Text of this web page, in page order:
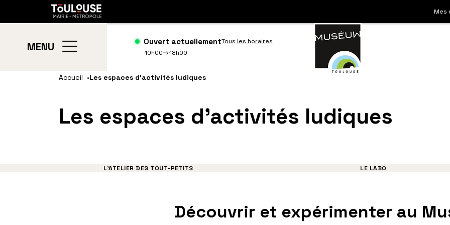
Gestion de vos préférences sur les cookies
Aller
Aller
navigation
Aller
recherche
Toulouse
Mes
MENU Ouvert actuellementTous les horaires
10h00
18h00
Accueil Les espaces d’activités ludiques
Les espaces d’activités ludiques
L’ATELIER DES TOUT-PETITS LE LABO
Découvrir et expérimenter au